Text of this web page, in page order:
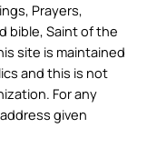
Prayers,
bible, Saint of the
site is maintained
and this is not
For any
given